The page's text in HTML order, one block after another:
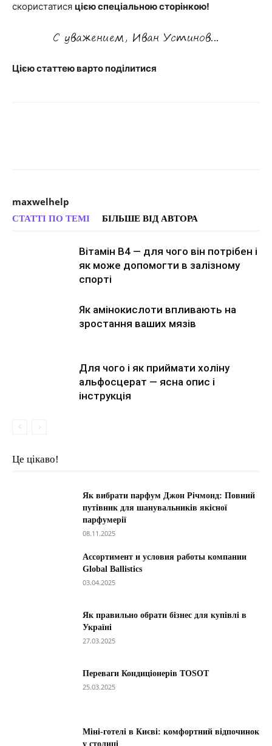
скористатися цією спеціальною сторінкою!
Цією статтею варто поділитися
maxwelhelp
СТАТТІ ПО ТЕМІ БІЛЬШЕ ВІД АВТОРА
Вітамін В4 — для чого він потрібен і
як може допомогти в залізному
спорті
Як амінокислоти впливають на
зростання ваших мязів
Для чого і як приймати холіну
альфосцерат — ясна опис і
інструкція
Це цікаво!
Як вибрати парфум Джон Річмонд: Повний
путівник для шанувальників якісної
парфумерії
08.11.2025
Ассортимент и условия работы компании
Global Ballistics
03.04.2025
Як правильно обрати бізнес для купівлі в
Україні
27.03.2025
Переваги Кондиціонерів TOSOT
25.03.2025
Міні-готелі в Києві: комфортний відпочинок
у столиці